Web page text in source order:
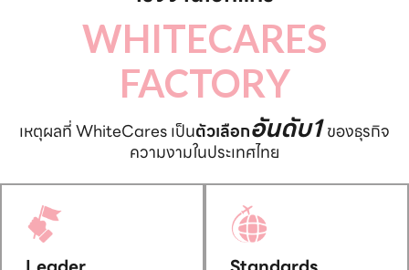
WHITECARES
FACTORY
เหตุผลที่ WhiteCares เป็นตัวเลือกอันดับ1ของธุรกิจ
ความงามในประเทศไทย